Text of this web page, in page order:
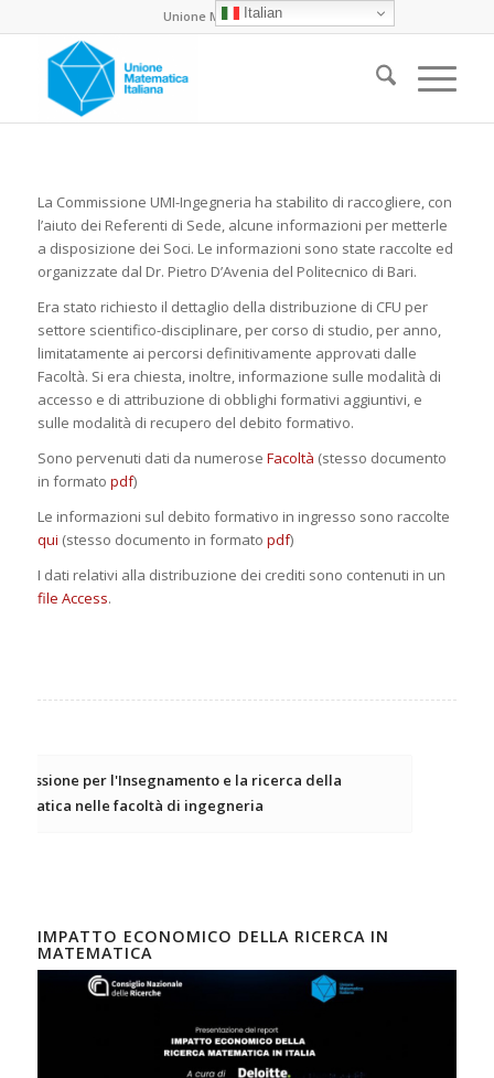
Unione Matematica Italiana
La Commissione UMI-Ingegneria ha stabilito di raccogliere, con
l’aiuto dei Referenti di Sede, alcune informazioni per metterle
a disposizione dei Soci. Le informazioni sono state raccolte ed
organizzate dal Dr. Pietro D’Avenia del Politecnico di Bari.
Era stato richiesto il dettaglio della distribuzione di CFU per
settore scientifico-disciplinare, per corso di studio, per anno,
limitatamente ai percorsi definitivamente approvati dalle
Facoltà. Si era chiesta, inoltre, informazione sulle modalità di
accesso e di attribuzione di obblighi formativi aggiuntivi, e
sulle modalità di recupero del debito formativo.
Sono pervenuti dati da numerose Facoltà (stesso documento
in formato pdf)
Le informazioni sul debito formativo in ingresso sono raccolte
qui (stesso documento in formato pdf)
I dati relativi alla distribuzione dei crediti sono contenuti in un
file Access.
per l'Insegnamento e la ricerca della
nelle facoltà di ingegneria
IMPATTO ECONOMICO DELLA RICERCA IN
MATEMATICA
Italian